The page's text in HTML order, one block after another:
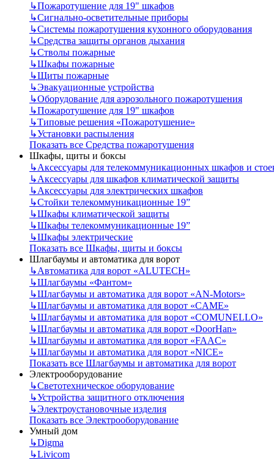
↳Пожаротушение для 19" шкафов
↳Сигнально-осветительные приборы
↳Системы пожаротушения кухонного оборудования
↳Средства защиты органов дыхания
↳Стволы пожарные
↳Шкафы пожарные
↳Щиты пожарные
↳Эвакуационные устройства
↳Оборудование для аэрозольного пожаротушения
↳Пожаротушение для 19" шкафов
↳Типовые решения «Пожаротушение»
↳Установки распыления
Показать все Средства пожаротушения
Шкафы, щиты и боксы
↳Аксессуары для телекоммуникационных шкафов и
↳Аксессуары для шкафов климатической защиты
↳Аксессуары для электрических шкафов
↳Стойки телекоммуникационные 19”
↳Шкафы климатической защиты
↳Шкафы телекоммуникационные 19”
↳Шкафы электрические
Показать все Шкафы, щиты и боксы
Шлагбаумы и автоматика для ворот
↳Автоматика для ворот «ALUTECH»
↳Шлагбаумы «Фантом»
↳Шлагбаумы и автоматика для ворот «AN-Motors»
↳Шлагбаумы и автоматика для ворот «CAME»
↳Шлагбаумы и автоматика для ворот «COMUNELLO»
↳Шлагбаумы и автоматика для ворот «DoorHan»
↳Шлагбаумы и автоматика для ворот «FAAC»
↳Шлагбаумы и автоматика для ворот «NICE»
Показать все Шлагбаумы и автоматика для ворот
Электрооборудование
↳Светотехническое оборудование
↳Устройства защитного отключения
↳Электроустановочные изделия
Показать все Электрооборудование
Умный дом
↳Digma
↳Livicom